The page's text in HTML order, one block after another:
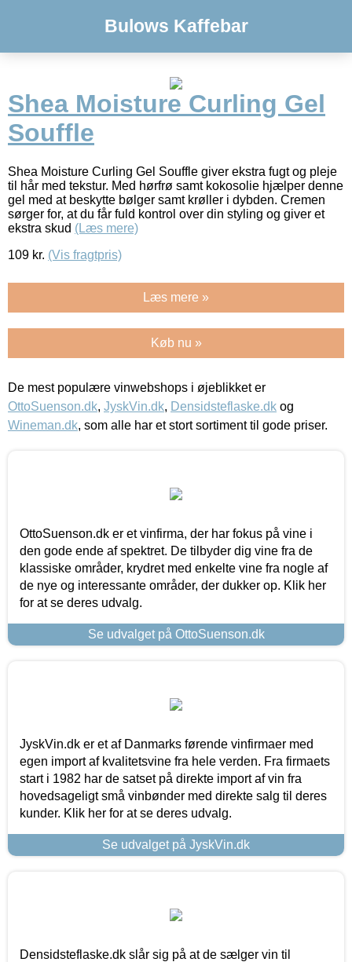
Bulows Kaffebar
Shea Moisture Curling Gel
Souffle
Shea Moisture Curling Gel Souffle giver ekstra fugt og pleje
til hår med tekstur. Med hørfrø samt kokosolie hjælper denne
gel med at beskytte bølger samt krøller i dybden. Cremen
sørger for, at du får fuld kontrol over din styling og giver et
ekstra skud (Læs mere)
109 kr. (Vis fragtpris)
Læs mere »
Køb nu »
De mest populære vinwebshops i øjeblikket er
OttoSuenson.dk, JyskVin.dk, Densidsteflaske.dk og
Wineman.dk, som alle har et stort sortiment til gode priser.
OttoSuenson.dk er et vinfirma, der har fokus på vine i
den gode ende af spektret. De tilbyder dig vine fra de
klassiske områder, krydret med enkelte vine fra nogle af
de nye og interessante områder, der dukker op. Klik her
for at se deres udvalg.
Se udvalget på OttoSuenson.dk
JyskVin.dk er et af Danmarks førende vinfirmaer med
egen import af kvalitetsvine fra hele verden. Fra firmaets
start i 1982 har de satset på direkte import af vin fra
hovedsageligt små vinbønder med direkte salg til deres
kunder. Klik her for at se deres udvalg.
Se udvalget på JyskVin.dk
Densidsteflaske.dk slår sig på at de sælger vin til